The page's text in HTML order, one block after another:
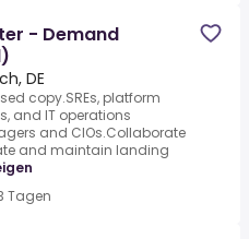
- Demand
DE
copy.SREs, platform
and IT operations
and CIOs.Collaborate
and maintain landing
Tagen